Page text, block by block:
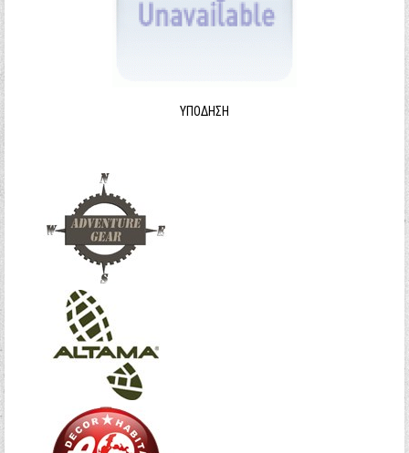
ΥΠΌΔΗΣΗ